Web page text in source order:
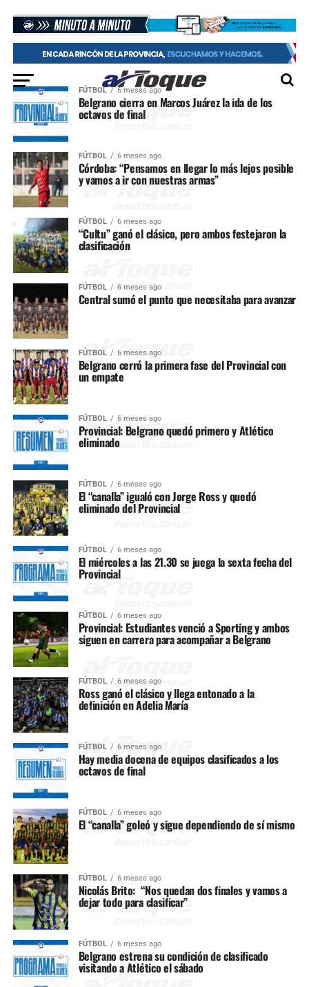
FÚTBOL 6 meses ago
Belgrano cierra en Marcos Juárez la ida de los
octavos de final
FÚTBOL 6 meses ago
Córdoba: “Pensamos en llegar lo más lejos posible
y vamos a ir con nuestras armas”
FÚTBOL 6 meses ago
“Cultu” ganó el clásico, pero ambos festejaron la
clasificación
FÚTBOL 6 meses ago
Central sumó el punto que necesitaba para avanzar
FÚTBOL 6 meses ago
Belgrano cerró la primera fase del Provincial con
un empate
FÚTBOL 6 meses ago
Provincial: Belgrano quedó primero y Atlético
eliminado
FÚTBOL 6 meses ago
El “canalla” igualó con Jorge Ross y quedó
eliminado del Provincial
FÚTBOL 6 meses ago
El miércoles a las 21.30 se juega la sexta fecha del
Provincial
FÚTBOL 6 meses ago
Provincial: Estudiantes venció a Sporting y ambos
siguen en carrera para acompañar a Belgrano
FÚTBOL 6 meses ago
Ross ganó el clásico y llega entonado a la
definición en Adelia María
FÚTBOL 6 meses ago
Hay media docena de equipos clasificados a los
octavos de final
FÚTBOL 6 meses ago
El “canalla” goleó y sigue dependiendo de sí mismo
FÚTBOL 6 meses ago
Nicolás Brito: “Nos quedan dos finales y vamos a
dejar todo para clasificar”
FÚTBOL 6 meses ago
Belgrano estrena su condición de clasificado
visitando a Atlético el sábado